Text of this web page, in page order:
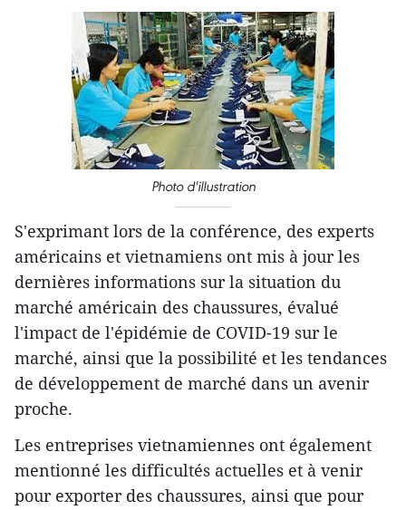
Photo d'illustration
S'exprimant lors de la conférence, des experts
américains et vietnamiens ont mis à jour les
dernières informations sur la situation du
marché américain des chaussures, évalué
l'impact de l'épidémie de COVID-19 sur le
marché, ainsi que la possibilité et les tendances
de développement de marché dans un avenir
proche.
Les entreprises vietnamiennes ont également
mentionné les difficultés actuelles et à venir
pour exporter des chaussures, ainsi que pour